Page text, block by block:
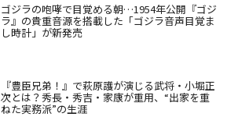
ゴジラの咆哮で目覚める朝…1954年公開『ゴジ
ラ』の貴重音源を搭載した「ゴジラ音声目覚ま
し時計」が新発売
『豊臣兄弟！』で萩原護が演じる武将・小堀正
次とは？秀長・秀吉・家康が重用、“出家を重
ねた実務派”の生涯